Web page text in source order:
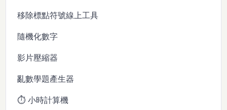
移除標點符號線上工具
隨機化數字
影片壓縮器
亂數學題產生器
⏱️ 小時計算機